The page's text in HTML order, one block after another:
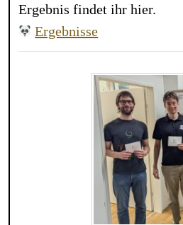
Ergebnis findet ihr hier.
Ergebnisse